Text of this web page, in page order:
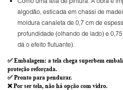
algodão, esticada em chassi de
moldura canaleta de 0,7 cm de
profundidade (olhando de lado) e
dá o efeito flutuante).
✅Embalagem: a tela chega superbem
proteção reforçada.
✅Pronto para pendurar.
❌ Por ser tela, não há opção com vidro.